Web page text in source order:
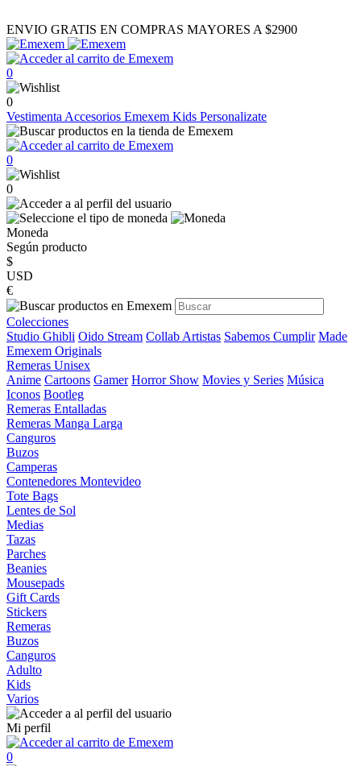
ENVIO GRATIS EN COMPRAS MAYORES A $2900
0
0
Vestimenta Accesorios Emexem Kids Personalizate
0
0
Moneda
Según producto
$
USD
€
Colecciones
Studio Ghibli Oido Stream Collab Artistas Sabemos Cumplir Made
Emexem Originals
Remeras Unisex
Anime Cartoons Gamer Horror Show Movies y Series Música
Iconos Bootleg
Remeras Entalladas
Remeras Manga Larga
Canguros
Buzos
Camperas
Contenedores Montevideo
Tote Bags
Lentes de Sol
Medias
Tazas
Parches
Beanies
Mousepads
Gift Cards
Stickers
Remeras
Buzos
Canguros
Adulto
Kids
Varios
Mi perfil
0